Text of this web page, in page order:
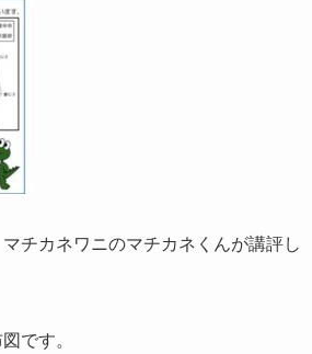
チカネワニのマチカネくんが講評し
です。